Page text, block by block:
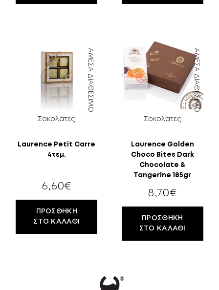
Σοκολάτες
Laurence Petit Carre
4τεμ.
ΆΜΕΣΑ ΔΙΑΘΈΣΙΜΟ
6,60€
ΠΡΟΣΘΉΚΗ
ΣΤΟ ΚΑΛΆΘΙ
Σοκολάτες
Laurence Golden
Choco Bites Dark
Chocolate &
Tangerine 185gr
ΆΜΕΣΑ ΔΙΑΘΈΣΙΜΟ
8,70€
ΠΡΟΣΘΉΚΗ
ΣΤΟ ΚΑΛΆΘΙ